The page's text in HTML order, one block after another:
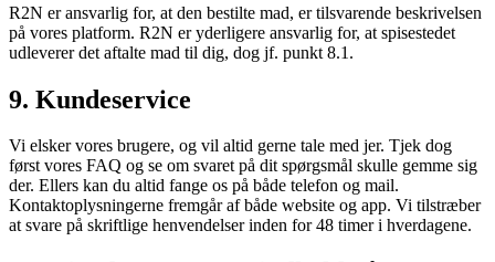
R2N er ansvarlig for, at den bestilte mad, er tilsvarende beskrivelsen
på vores platform. R2N er yderligere ansvarlig for, at spisestedet
udleverer det aftalte mad til dig, dog jf. punkt 8.1.
9. Kundeservice
Vi elsker vores brugere, og vil altid gerne tale med jer. Tjek dog
først vores FAQ og se om svaret på dit spørgsmål skulle gemme sig
der. Ellers kan du altid fange os på både telefon og mail.
Kontaktoplysningerne fremgår af både website og app. Vi tilstræber
at svare på skriftlige henvendelser inden for 48 timer i hverdagene.